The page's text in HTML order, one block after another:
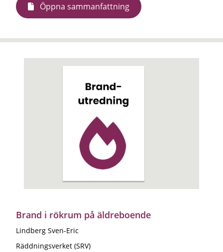
Öppna sammanfattning
Brand i rökrum på äldreboende
Lindberg Sven-Eric
Räddningsverket (SRV)